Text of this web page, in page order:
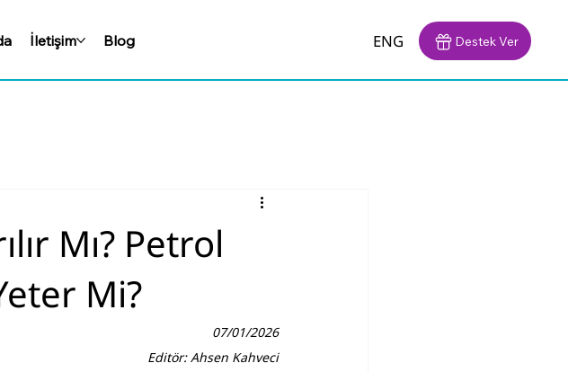
İletişim Blog ENG Destek Ver
Mı? Petrol
Mi?
07/01/2026
Editör: Ahsen Kahveci